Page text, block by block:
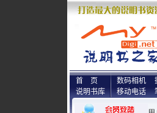
首 页
说明书库
数码相机
移动电话